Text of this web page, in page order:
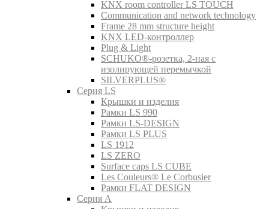
KNX room controller LS TOUCH
Communication and network technology
Frame 28 mm structure height
KNX LED-контроллер
Plug & Light
SCHUKO®-розетка, 2-ная с
изолирующей перемычкой
SILVERPLUS®
Серия LS
Крышки и изделия
Рамки LS 990
Рамки LS-DESIGN
Рамки LS PLUS
LS 1912
LS ZERO
Surface caps LS CUBE
Les Couleurs® Le Corbusier
Рамки FLAT DESIGN
Серия A